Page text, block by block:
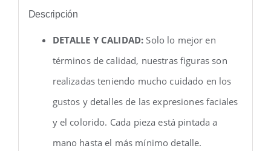
Descripción
DETALLE Y CALIDAD: Solo lo mejor en
términos de calidad, nuestras figuras son
realizadas teniendo mucho cuidado en los
gustos y detalles de las expresiones faciales
y el colorido. Cada pieza está pintada a
mano hasta el más mínimo detalle.